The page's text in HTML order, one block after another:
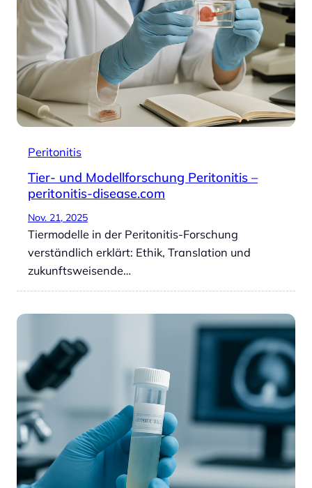
Peritonitis
Tier- und Modellforschung Peritonitis –
peritonitis-disease.com
Nov. 21, 2025
Tiermodelle in der Peritonitis-Forschung
verständlich erklärt: Ethik, Translation und
zukunftsweisende…